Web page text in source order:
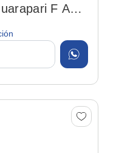
F Azul